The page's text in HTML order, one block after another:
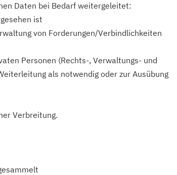
Daten bei Bedarf weitergeleitet:
ist
von Forderungen/Verbindlichkeiten
Personen (Rechts-, Verwaltungs- und
als notwendig oder zur Ausübung
Verbreitung.